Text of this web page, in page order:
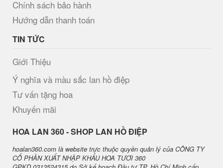
Chính sách bảo hành
Hướng dẫn thanh toán
TIN TỨC
Giới Thiệu
Ý nghĩa và màu sắc lan hồ điệp
Tư vấn tặng hoa
Khuyến mãi
H​OA LAN 360 - SHOP LAN HỒ ĐIỆP
hoalan360.com là website trực thuộc quyền quản lý của CÔNG TY
CỔ PHẦN XUẤT NHẬP KHẨU HOA TƯƠI 360